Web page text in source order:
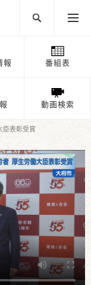
報 番組表
動画検索
臣表彰受賞